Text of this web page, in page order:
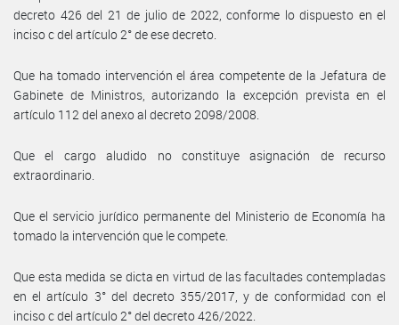
decreto 426 del 21 de julio de 2022, conforme lo dispuesto en el
inciso c del artículo 2° de ese decreto.
Que ha tomado intervención el área competente de la Jefatura de
Gabinete de Ministros, autorizando la excepción prevista en el
artículo 112 del anexo al decreto 2098/2008.
Que el cargo aludido no constituye asignación de recurso
extraordinario.
Que el servicio jurídico permanente del Ministerio de Economía ha
tomado la intervención que le compete.
Que esta medida se dicta en virtud de las facultades contempladas
en el artículo 3° del decreto 355/2017, y de conformidad con el
inciso c del artículo 2° del decreto 426/2022.